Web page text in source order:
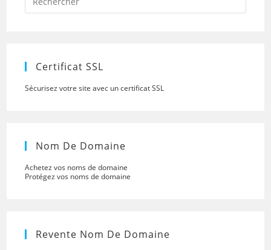
to
Certificat SSL
Sécurisez votre site avec un certificat SSL
Nom De Domaine
Achetez vos noms de domaine
Protégez vos noms de domaine
Revente Nom De Domaine